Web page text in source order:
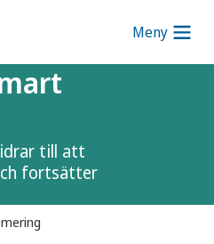
Meny
till att
fortsätter